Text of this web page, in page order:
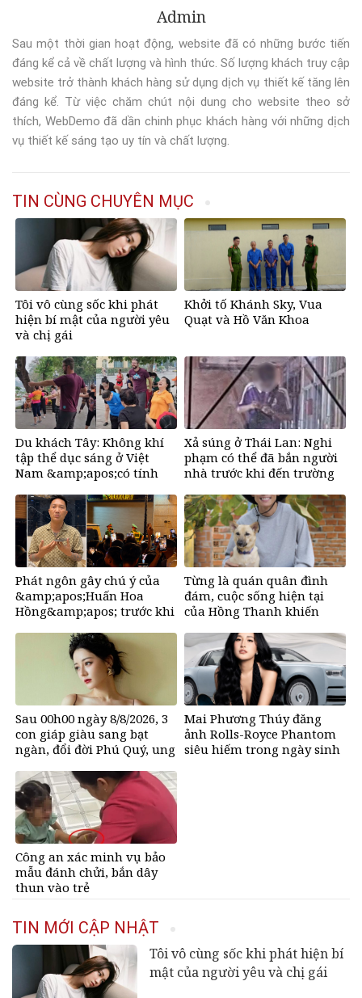
Admin
Sau một thời gian hoạt động, website đã có những bước tiến
đáng kể cả về chất lượng và hình thức. Số lượng khách truy cập
website trở thành khách hàng sử dụng dịch vụ thiết kế tăng lên
đáng kể. Từ việc chăm chút nội dung cho website theo sở
thích, WebDemo đã dần chinh phục khách hàng với những dịch
vụ thiết kế sáng tạo uy tín và chất lượng.
TIN CÙNG CHUYÊN MỤC
Tôi vô cùng sốc khi phát
hiện bí mật của người yêu
và chị gái
Khởi tố Khánh Sky, Vua
Quạt và Hồ Văn Khoa
Du khách Tây: Không khí
tập thể dục sáng ở Việt
Nam &amp;apos;có tính
cao&amp;apos;
Xả súng ở Thái Lan: Nghi
phạm có thể đã bắn người
nhà trước khi đến trường
Phát ngôn gây chú ý của
&amp;apos;Huấn Hoa
Hồng&amp;apos; trước khi
Từng là quán quân đình
đám, cuộc sống hiện tại
của Hồng Thanh khiến
Sau 00h00 ngày 8/8/2026, 3
con giáp giàu sang bạt
ngàn, đổi đời Phú Quý, ung
càng hưng thịnh sung túc
Mai Phương Thúy đăng
ảnh Rolls-Royce Phantom
siêu hiếm trong ngày sinh
Công an xác minh vụ bảo
mẫu đánh chửi, bắn dây
thun vào trẻ
TIN MỚI CẬP NHẬT
Tôi vô cùng sốc khi phát hiện bí
mật của người yêu và chị gái